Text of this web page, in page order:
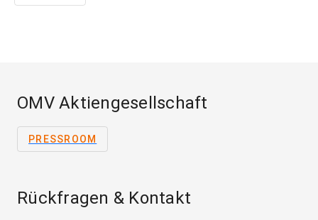
OMV Aktiengesellschaft
PRESSROOM
Rückfragen & Kontakt